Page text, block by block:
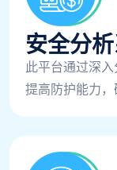
安全分
此平台通过深
提高防护能力，